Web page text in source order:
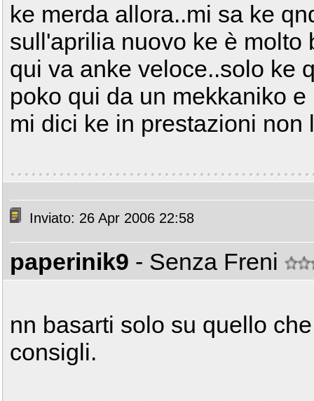
ke merda allora..mi sa ke
sull'aprilia nuovo ke è molto
qui va anke veloce..solo ke
poko qui da un mekkaniko
mi dici ke in prestazioni non
Inviato: 26 Apr 2006 22:58
paperinik9 - Senza Freni
nn basarti solo su quello
consigli.